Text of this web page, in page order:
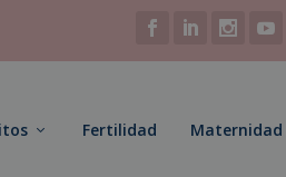
Fertilidad Maternidad